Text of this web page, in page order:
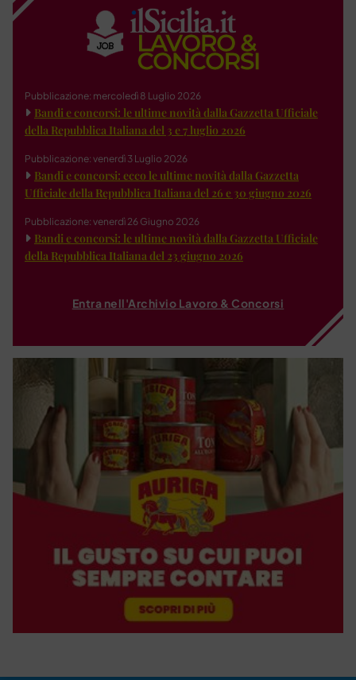
Pubblicazione: mercoledì 8 Luglio 2026
Bandi e concorsi: le ultime novità dalla Gazzetta Ufficiale
della Repubblica Italiana del 3 e 7 luglio 2026
Pubblicazione: venerdì 3 Luglio 2026
Bandi e concorsi: ecco le ultime novità dalla Gazzetta
Ufficiale della Repubblica Italiana del 26 e 30 giugno 2026
Pubblicazione: venerdì 26 Giugno 2026
Bandi e concorsi: le ultime novità dalla Gazzetta Ufficiale
della Repubblica Italiana del 23 giugno 2026
Entra nell'Archivio Lavoro & Concorsi